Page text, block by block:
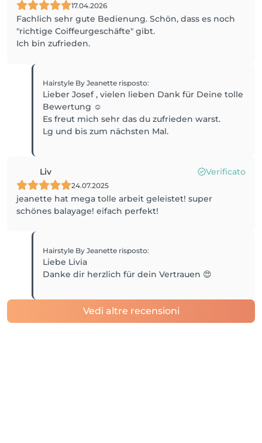
17.04.2026
Fachlich sehr gute Bedienung. Schön, dass es noch
"richtige Coiffeurgeschäfte" gibt.
Ich bin zufrieden.
Hairstyle By Jeanette risposto:
Lieber Josef , vielen lieben Dank für Deine tolle
Bewertung ☺️
Es freut mich sehr das du zufrieden warst.
Lg und bis zum nächsten Mal.
Liv Verificato
24.07.2025
jeanette hat mega tolle arbeit geleistet! super
schönes balayage! eifach perfekt!
Hairstyle By Jeanette risposto:
Liebe Livia
Danke dir herzlich für dein Vertrauen 😍
Vedi altre recensioni